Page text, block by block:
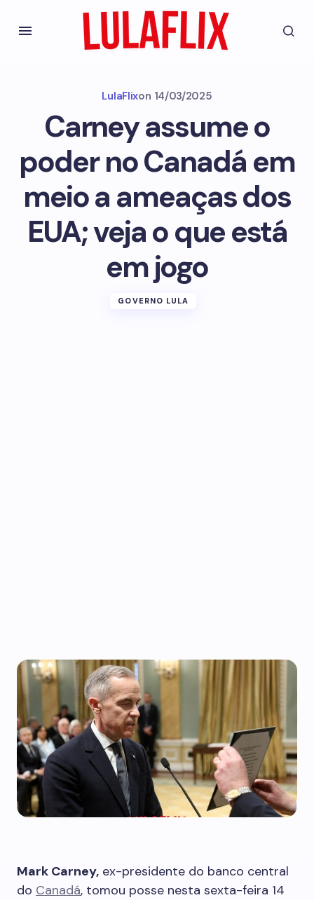
LulaFlixon 14/03/2025
Carney assume o
poder no Canadá em
meio a ameaças dos
EUA; veja o que está
em jogo
GOVERNO LULA
Mark Carney, ex-presidente do banco central
do Canadá, tomou posse nesta sexta-feira 14